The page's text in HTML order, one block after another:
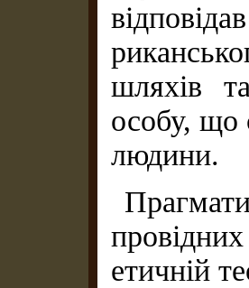
шляхів
особу, що
людини.
етичній